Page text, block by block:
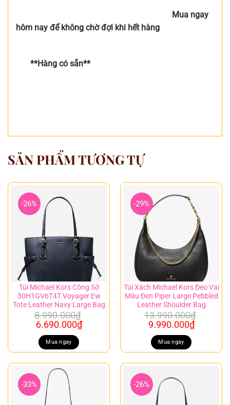
Mua ngay
hôm nay để không chờ đợi khi hết hàng
**Hàng có sẵn**
SẢN PHẨM TƯƠNG TỰ
-26%
Túi Michael Kors Công Sở
30H1GV6T4T Voyager Ew
Tote Leather Navy Large Bag
8.990.000₫
Giá
gốc
là:
8.990.000₫.
6.690.000₫Giá
là:
6.690.000₫.
Mua ngay
-29%
Túi Xách Michael Kors Đeo Vai
Màu Đen Piper Large Pebbled
Leather Shoulder Bag
13.990.000₫
Giá
gốc
là:
13.990.000₫.
9.990.000₫Giá
là:
Mua ngay
-33% -26%